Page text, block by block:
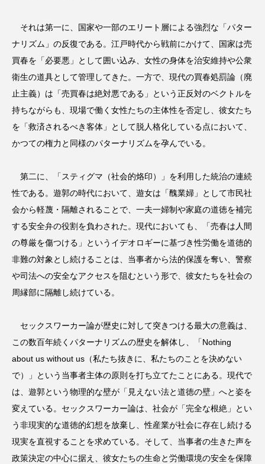
それは第一に、国家や一部のエリート層による強烈な「パター
ナリズム」の反復である。江戸時代から戦前にかけて、国家は売
買春を「必要悪」として囲い込み、女性の身体を治安維持や公衆
衛生の道具として管理してきた。一方で、現代の買春処罰論（廃
止主義）は「売買春は絶対悪である」という正反対のベクトルを
持ちながらも、現場で働く女性たちの主体性を否定し、彼女たち
を「救済されるべき客体」として脱人格化している点において、
かつての権力と同様のパターナリズムを孕んでいる。
第二に、「スティグマ（社会的烙印）」を利用した統治の連続
性である。遊郭の時代において、遊女は「醜業婦」として市民社
会から軽蔑・隔離されることで、一夫一婦制や家庭の道徳を補完
する安全弁の役割を負わされた。現代においても、「売春は人間
の尊厳を傷つける」というイデオロギーに基づき性労働を道徳的
非難の対象とし続けることは、当事者から法的保護を奪い、警察
や司法への安全なアクセスを阻むという形で、彼女たちを社会の
周縁部に隔離し続けている。
セックスワーカー論が歴史に対して突きつける最大の意義は、
この数百年続くパターナリズムの歴史を解体し、「Nothing
about us without us（私たち抜きに、私たちのことを決めない
で）」という当事者主体の原則を打ち立てたことにある。現代で
は、遊郭という物理的な壁が「見えない法と道徳の壁」へと姿を
変えている。セックスワーカー論は、社会が「完全な根絶」とい
う非現実的な道徳的幻想を放棄し、性産業が社会に存在し続ける
現実を直視することを求めている。そして、当事者の生きた声を
政策決定の中心に据え、彼女たちの生命と労働環境の安全を保障